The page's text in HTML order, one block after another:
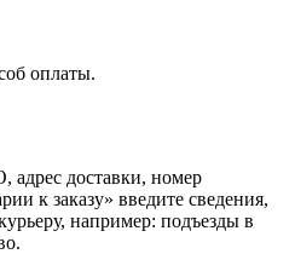
оплаты.
доставки, номер
к заказу» введите сведения,
например: подъезды в